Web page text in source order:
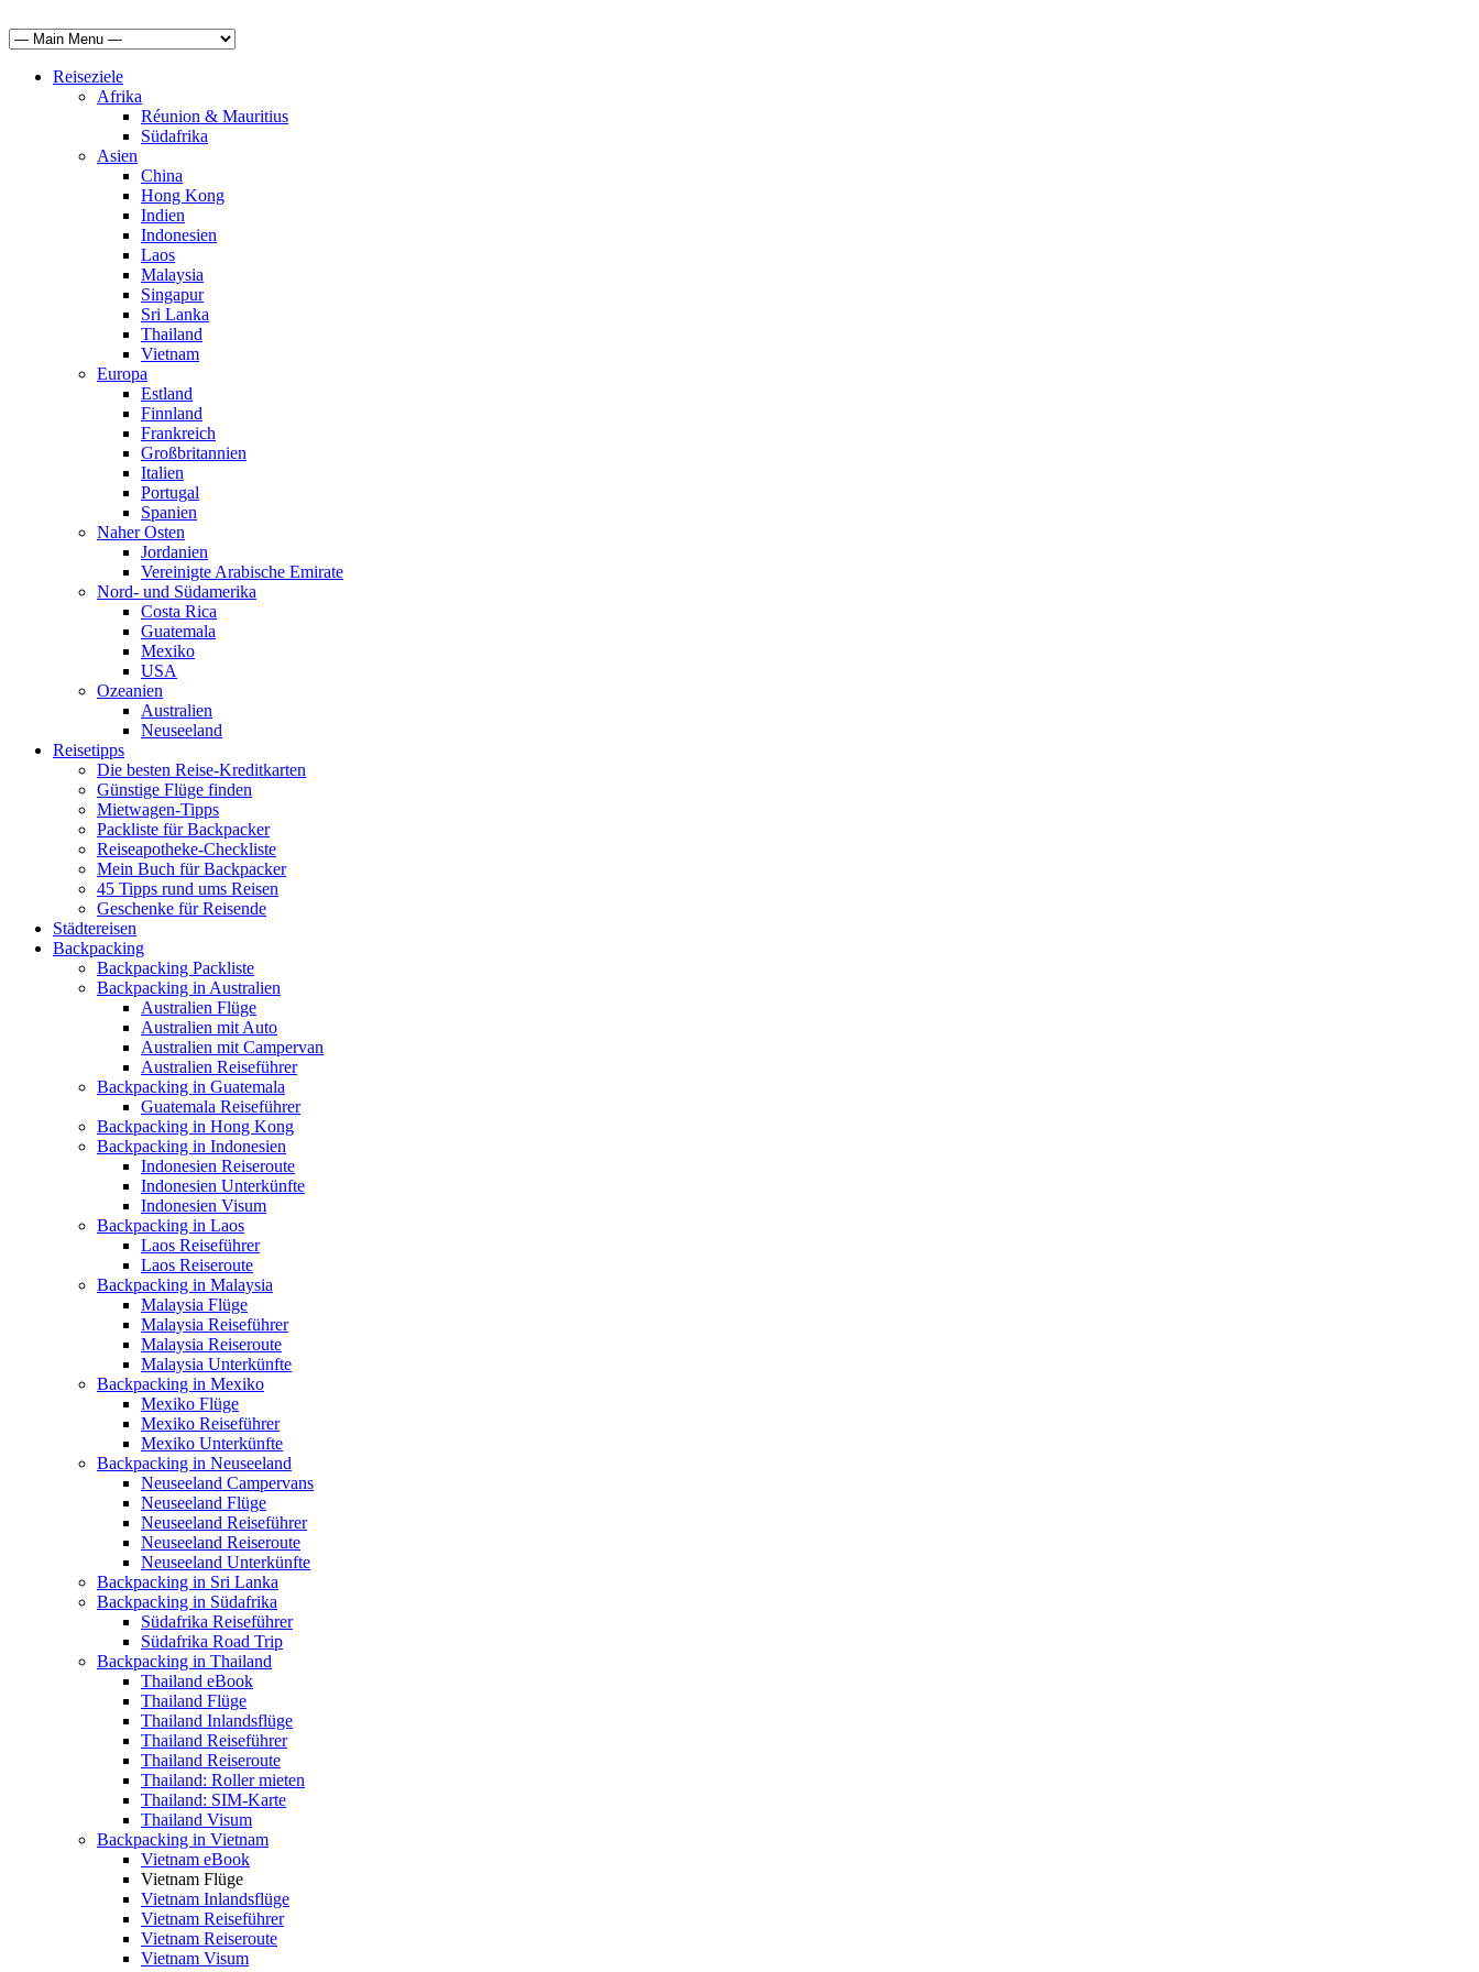
Reiseziele
Afrika
Réunion & Mauritius
Südafrika
Asien
China
Hong Kong
Indien
Indonesien
Laos
Malaysia
Singapur
Sri Lanka
Thailand
Vietnam
Europa
Estland
Finnland
Frankreich
Großbritannien
Italien
Portugal
Spanien
Naher Osten
Jordanien
Vereinigte Arabische Emirate
Nord- und Südamerika
Costa Rica
Guatemala
Mexiko
USA
Ozeanien
Australien
Neuseeland
Reisetipps
Die besten Reise-Kreditkarten
Günstige Flüge finden
Mietwagen-Tipps
Packliste für Backpacker
Reiseapotheke-Checkliste
Mein Buch für Backpacker
45 Tipps rund ums Reisen
Geschenke für Reisende
Städtereisen
Backpacking
Backpacking Packliste
Backpacking in Australien
Australien Flüge
Australien mit Auto
Australien mit Campervan
Australien Reiseführer
Backpacking in Guatemala
Guatemala Reiseführer
Backpacking in Hong Kong
Backpacking in Indonesien
Indonesien Reiseroute
Indonesien Unterkünfte
Indonesien Visum
Backpacking in Laos
Laos Reiseführer
Laos Reiseroute
Backpacking in Malaysia
Malaysia Flüge
Malaysia Reiseführer
Malaysia Reiseroute
Malaysia Unterkünfte
Backpacking in Mexiko
Mexiko Flüge
Mexiko Reiseführer
Mexiko Unterkünfte
Backpacking in Neuseeland
Neuseeland Campervans
Neuseeland Flüge
Neuseeland Reiseführer
Neuseeland Reiseroute
Neuseeland Unterkünfte
Backpacking in Sri Lanka
Backpacking in Südafrika
Südafrika Reiseführer
Südafrika Road Trip
Backpacking in Thailand
Thailand eBook
Thailand Flüge
Thailand Inlandsflüge
Thailand Reiseführer
Thailand Reiseroute
Thailand: Roller mieten
Thailand: SIM-Karte
Thailand Visum
Backpacking in Vietnam
Vietnam eBook
Vietnam Flüge
Vietnam Inlandsflüge
Vietnam Reiseführer
Vietnam Reiseroute
Vietnam Visum